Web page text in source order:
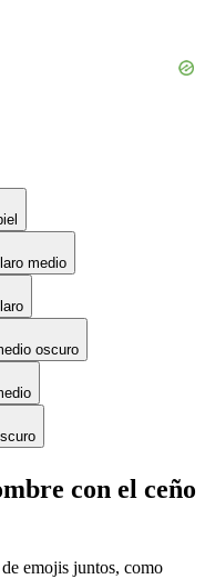
medio
oscuro
con el ceño
emojis juntos, como